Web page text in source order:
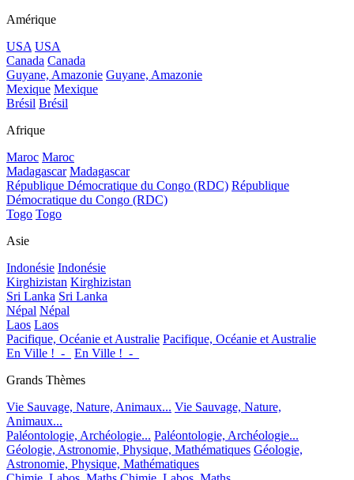
Amérique
USA USA
Canada Canada
Guyane, Amazonie Guyane, Amazonie
Mexique Mexique
Brésil Brésil
Afrique
Maroc Maroc
Madagascar Madagascar
République Démocratique du Congo (RDC) République
Démocratique du Congo (RDC)
Togo Togo
Asie
Indonésie Indonésie
Kirghizistan Kirghizistan
Sri Lanka Sri Lanka
Népal Népal
Laos Laos
Pacifique, Océanie et Australie Pacifique, Océanie et Australie
En Ville !_-_
En Ville !_-_
Grands Thèmes
Vie Sauvage, Nature, Animaux... Vie Sauvage, Nature,
Animaux...
Paléontologie, Archéologie... Paléontologie, Archéologie...
Géologie, Astronomie, Physique, Mathématiques Géologie,
Astronomie, Physique, Mathématiques